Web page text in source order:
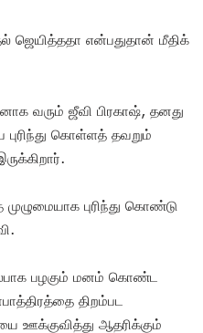
ஜெயித்ததா என்பதுதான் மீதிக்
வரும் ஜீவி பிரகாஷ், தனது
கொள்ளத் தவறும்
புரிந்து கொண்டு
பழகும் மனம் கொண்ட
திறம்பட
ஊக்குவித்து ஆதரிக்கும்